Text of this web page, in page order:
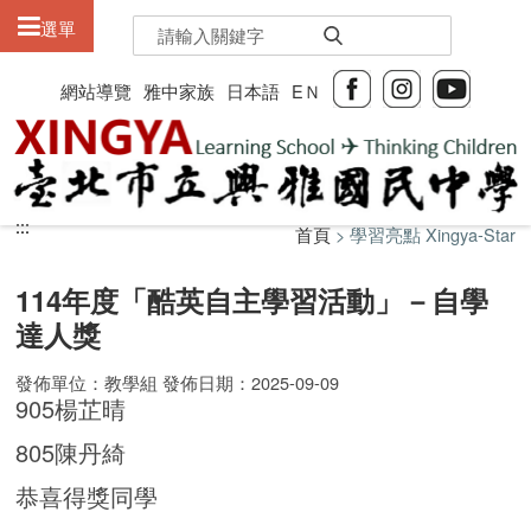
網站導覽 雅中家族 日本語 EＮ
選單
:::
:::
114年度「酷英自主學習活動」－自學
達人獎
首頁> 學習亮點 Xingya-Star
發佈單位：教學組 發佈日期：2025-09-09
905楊芷晴
805陳丹綺
恭喜得獎同學